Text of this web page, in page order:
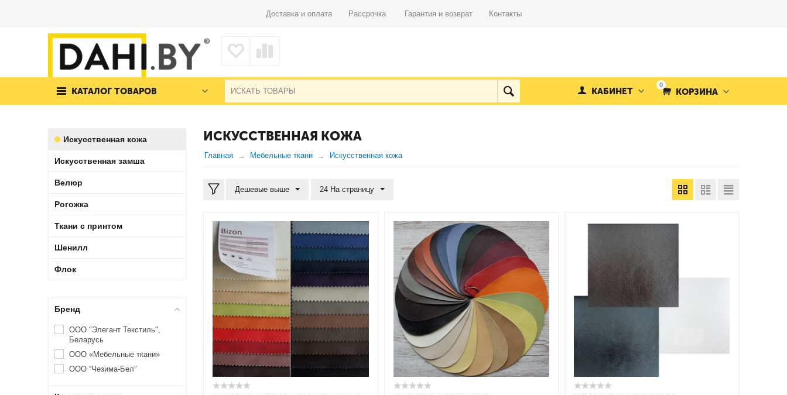
Доставка и оплата Рассрочка Гарантия и возврат Контакты
КАТАЛОГ ТОВАРОВ
0
КОРЗИНА
КАБИНЕТ
ИСКУССТВЕННАЯ КОЖА
Главная Мебельные ткани Искусственная кожа
Дешевые выше 24 На страницу
Искусственная кожа
Искусственная замша
Велюр
Рогожка
Ткани с принтом
Шенилл
Флок
Бренд
ООО "Элегант Текстиль",
Беларусь
ООО «Мебельные ткани»
ООО “Чезима-Бел”